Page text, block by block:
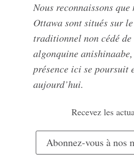
Nous reconnaissons que
Ottawa sont situés sur
traditionnel non cédé
algonquine
présence ici se poursuit
aujourd’hui.
Recevez les
Abonnez-vous à nos